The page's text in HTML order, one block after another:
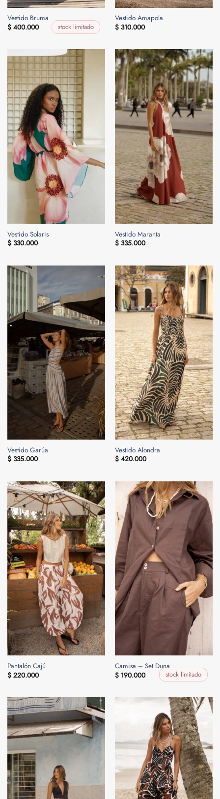
Vestido Bruma
stock limitado
$400.000
Vestido Amapola
$310.000
Vestido Solaris
$330.000
Vestido Maranta
$335.000
Vestido Garúa
$335.000
Vestido Alondra
$420.000
Pantalón Cajú
$220.000
Camisa – Set Duna
stock limitado
$190.000